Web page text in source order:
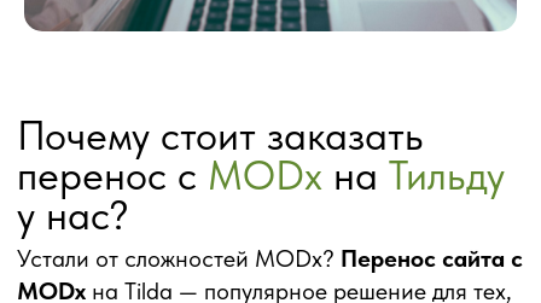
Григорий
Руководитель студии
NO-code